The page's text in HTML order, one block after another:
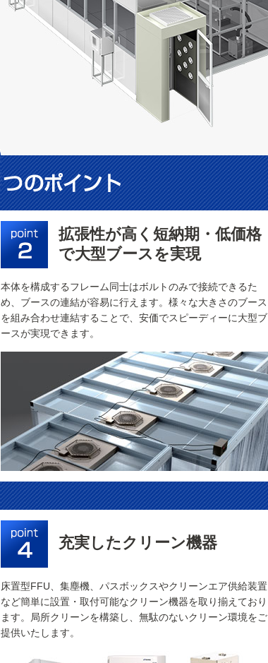
拡張性が高く短納期・低価格
で大型ブースを実現
本体を構成するフレーム同士はボルトのみで接続できるた
め、ブースの連結が容易に行えます。様々な大きさのブース
を組み合わせ連結することで、安価でスピーディーに大型ブ
ースが実現できます。
充実したクリーン機器
床置型FFU、集塵機、パスボックスやクリーンエア供給装置
など簡単に設置・取付可能なクリーン機器を取り揃えており
ます。局所クリーンを構築し、無駄のないクリーン環境をご
提供いたします。